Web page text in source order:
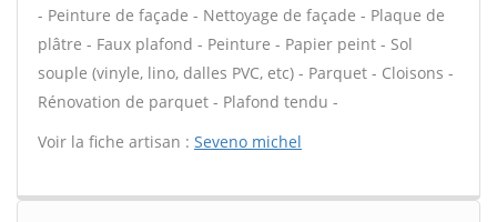
- Peinture de façade - Nettoyage de façade - Plaque de
plâtre - Faux plafond - Peinture - Papier peint - Sol
souple (vinyle, lino, dalles PVC, etc) - Parquet - Cloisons -
Rénovation de parquet - Plafond tendu -
Voir la fiche artisan : Seveno michel